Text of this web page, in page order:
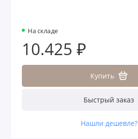
На складе
10.425 ₽
Купить
Быстрый заказ
Нашли дешевле?